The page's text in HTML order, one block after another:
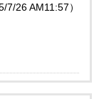
7/26 AM11:57）